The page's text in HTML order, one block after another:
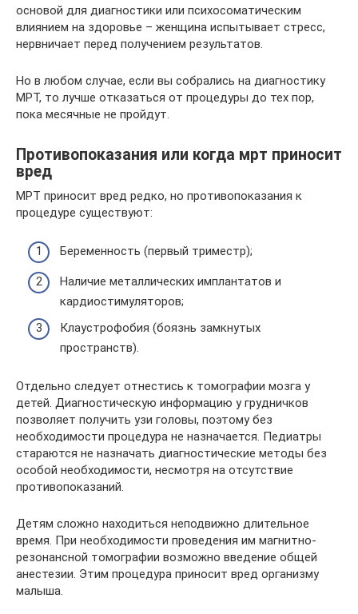
основой для диагностики или психосоматическим
влиянием на здоровье – женщина испытывает стресс,
нервничает перед получением результатов.
Но в любом случае, если вы собрались на диагностику
МРТ, то лучше отказаться от процедуры до тех пор,
пока месячные не пройдут.
Противопоказания или когда мрт приносит
вред
МРТ приносит вред редко, но противопоказания к
процедуре существуют:
Беременность (первый триместр);
Наличие металлических имплантатов и
кардиостимуляторов;
Клаустрофобия (боязнь замкнутых
пространств).
Отдельно следует отнестись к томографии мозга у
детей. Диагностическую информацию у грудничков
позволяет получить узи головы, поэтому без
необходимости процедура не назначается. Педиатры
стараются не назначать диагностические методы без
особой необходимости, несмотря на отсутствие
противопоказаний.
Детям сложно находиться неподвижно длительное
время. При необходимости проведения им магнитно-
резонансной томографии возможно введение общей
анестезии. Этим процедура приносит вред организму
малыша.